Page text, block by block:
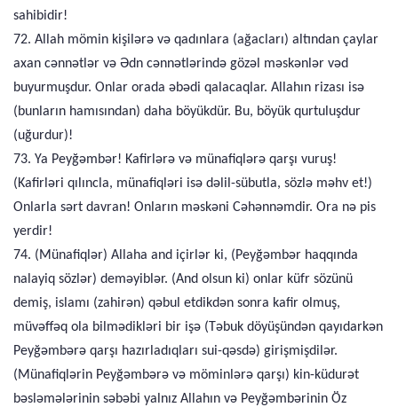
sahibidir!
72. Allah mömin kişilərə və qadınlara (ağacları) altından çaylar
axan cənnətlər və Ədn cənnətlərində gözəl məskənlər vəd
buyurmuşdur. Onlar orada əbədi qalacaqlar. Allahın rizası isə
(bunların hamısından) daha böyükdür. Bu, böyük qurtuluşdur
(uğurdur)!
73. Ya Peyğəmbər! Kafirlərə və münafiqlərə qarşı vuruş!
(Kafirləri qılıncla, münafiqləri isə dəlil-sübutla, sözlə məhv et!)
Onlarla sərt davran! Onların məskəni Cəhənnəmdir. Ora nə pis
yerdir!
74. (Münafiqlər) Allaha and içirlər ki, (Peyğəmbər haqqında
nalayiq sözlər) deməyiblər. (And olsun ki) onlar küfr sözünü
demiş, islamı (zahirən) qəbul etdikdən sonra kafir olmuş,
müvəffəq ola bilmədikləri bir işə (Təbuk döyüşündən qayıdarkən
Peyğəmbərə qarşı hazırladıqları sui-qəsdə) girişmişdilər.
(Münafiqlərin Peyğəmbərə və möminlərə qarşı) kin-küdurət
bəsləmələrinin səbəbi yalnız Allahın və Peyğəmbərinin Öz